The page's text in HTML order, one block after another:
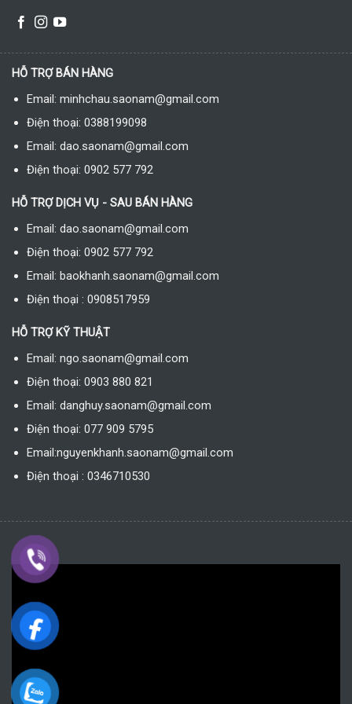
HỖ TRỢ BÁN HÀNG
Email: minhchau.saonam@gmail.com
Điện thoại: 0388199098
Email: dao.saonam@gmail.com
Điện thoại: 0902 577 792
HỖ TRỢ DỊCH VỤ - SAU BÁN HÀNG
Email: dao.saonam@gmail.com
Điện thoại: 0902 577 792
Email: baokhanh.saonam@gmail.com
Điện thoại : 0908517959
HỖ TRỢ KỸ THUẬT
Email: ngo.saonam@gmail.com
Điện thoại: 0903 880 821
Email: danghuy.saonam@gmail.com
Điện thoại: 077 909 5795
Email:nguyenkhanh.saonam@gmail.com
Điện thoại : 0346710530